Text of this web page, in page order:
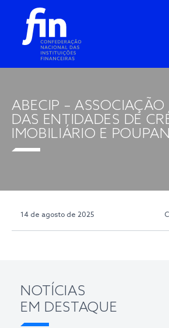
ABECIP – ASSOCIAÇÃO
DAS ENTIDADES DE
IMOBILIÁRIO E
14 de agosto de 2025
NOTÍCIAS
EM DESTAQUE